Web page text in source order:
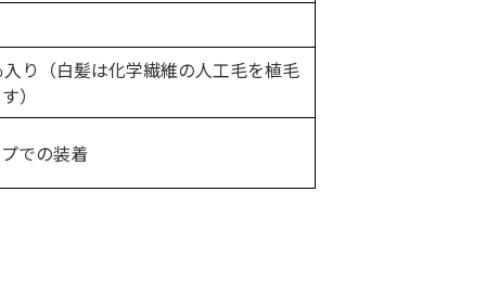
り（白髪は化学繊維の人工毛を植毛
）
での装着